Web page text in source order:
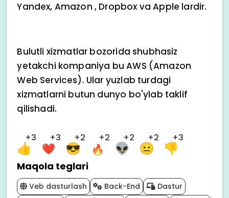
Yandex, Amazon , Dropbox va Apple lardir.
Bulutli xizmatlar bozorida shubhasiz
yetakchi kompaniya bu AWS (Amazon
Web Services). Ular yuzlab turdagi
xizmatlarni butun dunyo bo'ylab taklif
qilishadi.
+3 +3 +2 +2 +2 +2 +3
Maqola teglari
Veb dasturlash Back-End
Dastur